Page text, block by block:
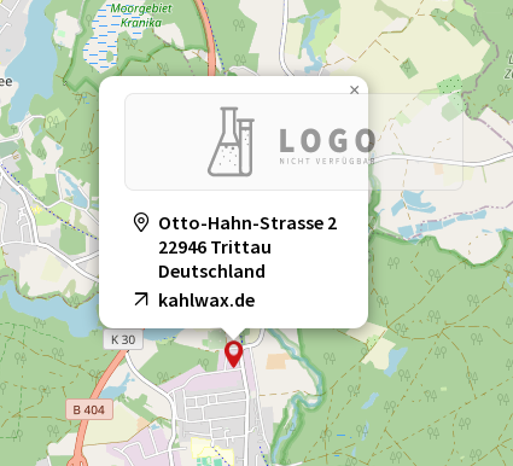
Otto-Hahn-Strasse 2
22946 Trittau
Deutschland
kahlwax.de
×